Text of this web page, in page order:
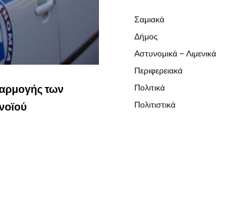
των
Σαμιακά
Δήμος
Αστυνομικά – Λιμενικά
Περιφερειακά
Πολιτικά
Πολιτιστικά